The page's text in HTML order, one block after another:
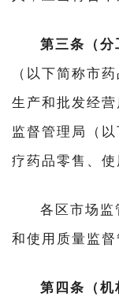
第三条（分
（以下简称市
生产和批发经
监督管理局（
疗药品零售、使
各区市场监
和使用质量监督
第四条（机